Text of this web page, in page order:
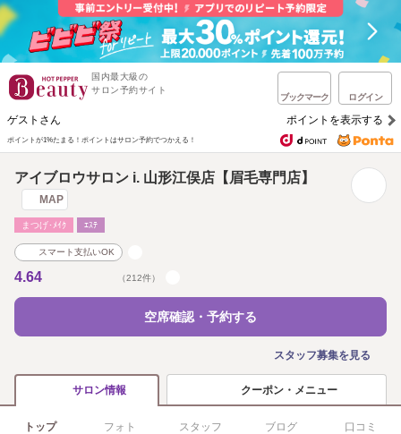
国内最大級の
サロン予約サイト
ブックマーク ログイン
ゲストさん ポイントを表示する
ポイントが1%たまる！ ポイントはサロン予約でつかえる！
アイブロウサロン i. 山形江俣店【眉毛専門店】
MAP
まつげ･ﾒｲｸ ｴｽﾃ
スマート支払いOK
4.64 （212件）
空席確認・予約する
スタッフ募集を見る
サロン情報 クーポン・メニュー
トップ フォト スタッフ ブログ 口コミ